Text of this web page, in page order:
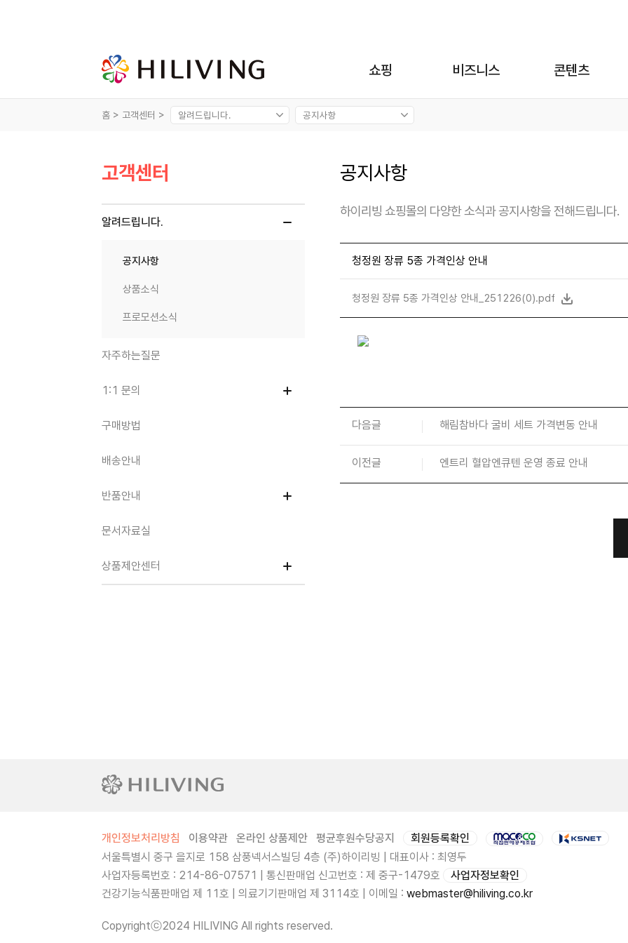
쇼핑 비즈니스 콘텐츠
홈 > 고객센터 >
고객센터
알려드립니다.
공지사항
상품소식
프로모션소식
자주하는질문
1:1 문의
구매방법
배송안내
반품안내
문서자료실
상품제안센터
공지사항
하이리빙 쇼핑몰의 다양한 소식과 공지사항을 전해드립니다.
청정원 장류 5종 가격인상 안내
청정원 장류 5종 가격인상 안내_251226(0).pdf
다음글 해림참바다 굴비 세트 가격변동 안내
이전글 엔트리 혈압엔큐텐 운영 종료 안내
개인정보처리방침 이용약관 온라인 상품제안 평균후원수당공지
회원등록확인
서울특별시 중구 을지로 158 삼풍넥서스빌딩 4층 (주)하이리빙 | 대표이사 : 최영두
사업자등록번호 : 214-86-07571 | 통신판매업 신고번호 : 제 중구-1479호
사업자정보확인
건강기능식품판매업 제 11호 | 의료기기판매업 제 3114호 | 이메일 : webmaster@hiliving.co.kr
Copyrightⓒ2024 HILIVING All rights reserved.